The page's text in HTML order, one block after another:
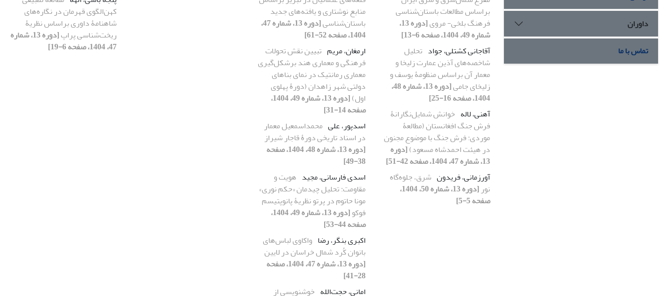
داوران
تماس با ما
براساس مطالعات باستان‌شناسی
فرهنگ بلخی- مروی
[دوره 13،
شماره 49، 1404، صفحه 6-13]
آقاجانی کشتلی، جواد تحلیل
شاخصه‌های آذین عمارت زلیخا و
معمار آن براساس منظومۀ یوسف و
زلیخای جامی
[دوره 13، شماره 48،
1404، صفحه 16-25]
آهنی، لاله خوانش شمایل‌‌نگارانۀ
فرش جنگ افغانستان (مطالعۀ
موردی: فرش جنگ با‌ موضوع مجنون
در هیئت احمدشاه مسعود)[دوره
13، شماره 47، 1404، صفحه 42-51]
آورزمانی، فریدون شرق، جلوه‌گاه
نور
[دوره 13، شماره 50، 1404،
صفحه 5-5]
منابع نوشتاری و یافته‌های جد‌‌ید‌‌
باستان‌شناسی
[دوره 13، شماره 47،
1404، صفحه 52-61]
ارمغان، مریم تبیین نقش تحولات
فرهنگی و معماری هند برشکل‌گیری
معماری رمانتیک در نمای بناهای
دولتی شهر زاهدان (دورۀ پهلوی
اول)
[دوره 13، شماره 49، 1404،
صفحه 14-31]
اسدپور، علی محمد‌‌اسمعیل معمار
در اسناد تاریخی دورۀ قاجار شیراز
[دوره 13، شماره 48، 1404، صفحه
38-49]
اسدی فارسانی، مجید هویت و
مقاومت: تحلیل چیدمان «حکم نوری»
مونا حاتوم در پرتو نظریۀ پانوپتیسم
فوکو
[دوره 13، شماره 49، 1404،
صفحه 44-53]
اکبری بنگر، رضا واکاوی لباس‌‌های
بانوان کُرد شمال خراسان در لایین
[دوره 13، شماره 47، 1404، صفحه
28-41]
امانی، حجت‌الله خوشنویسی از
کهن‌الگوی قهرمان در نگاره‌های
شاهنامۀ داوری براساس نظریۀ
ریخت‌شناسی پراپ
[دوره 13، شماره
47، 1404، صفحه 6-19]